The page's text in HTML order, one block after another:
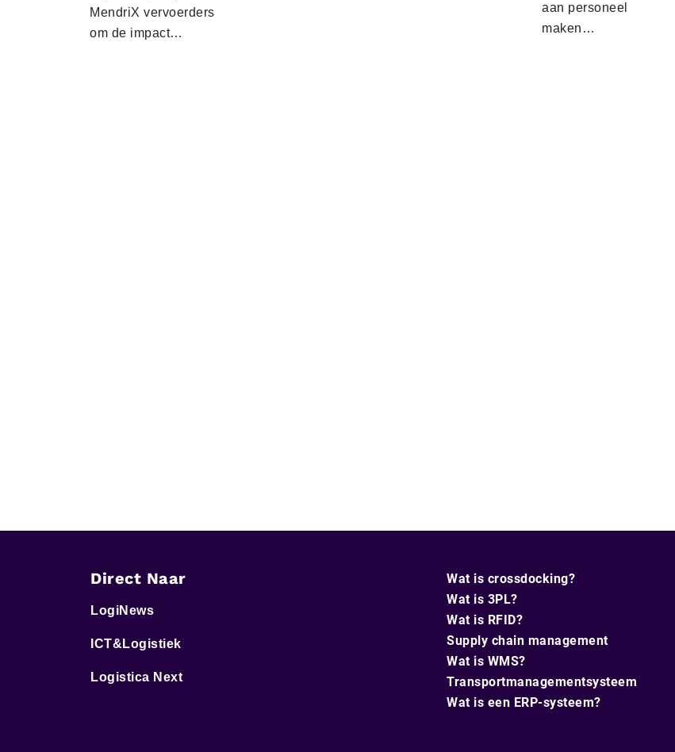
MendriX vervoerders
om de impact…
aan personeel
maken…
Direct Naar
LogiNews
ICT&Logistiek
Logistica Next
Wat is crossdocking?
Wat is 3PL?
Wat is RFID?
Supply chain management
Wat is WMS?
Transportmanagementsysteem
Wat is een ERP-systeem?